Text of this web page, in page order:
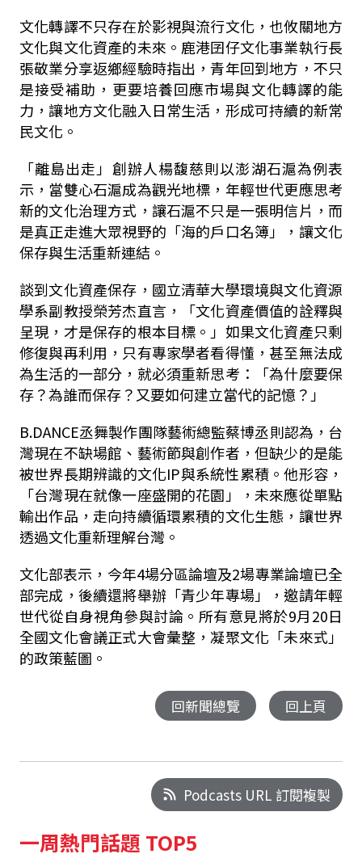
文化轉譯不只存在於影視與流行文化，也攸關地方
文化與文化資產的未來。鹿港囝仔文化事業執行長
張敬業分享返鄉經驗時指出，青年回到地方，不只
是接受補助，更要培養回應市場與文化轉譯的能
力，讓地方文化融入日常生活，形成可持續的新常
民文化。
「離島出走」創辦人楊馥慈則以澎湖石滬為例表
示，當雙心石滬成為觀光地標，年輕世代更應思考
新的文化治理方式，讓石滬不只是一張明信片，而
是真正走進大眾視野的「海的戶口名簿」，讓文化
保存與生活重新連結。
談到文化資產保存，國立清華大學環境與文化資源
學系副教授榮芳杰直言，「文化資產價值的詮釋與
呈現，才是保存的根本目標。」如果文化資產只剩
修復與再利用，只有專家學者看得懂，甚至無法成
為生活的一部分，就必須重新思考：「為什麼要保
存？為誰而保存？又要如何建立當代的記憶？」
B.DANCE丞舞製作團隊藝術總監蔡博丞則認為，台
灣現在不缺場館、藝術節與創作者，但缺少的是能
被世界長期辨識的文化IP與系統性累積。他形容，
「台灣現在就像一座盛開的花園」，未來應從單點
輸出作品，走向持續循環累積的文化生態，讓世界
透過文化重新理解台灣。
文化部表示，今年4場分區論壇及2場專業論壇已全
部完成，後續還將舉辦「青少年專場」，邀請年輕
世代從自身視角參與討論。所有意見將於9月20日
全國文化會議正式大會彙整，凝聚文化「未來式」
的政策藍圖。
回新聞總覽 回上頁
Podcasts URL 訂閱複製
一周熱門話題 TOP5